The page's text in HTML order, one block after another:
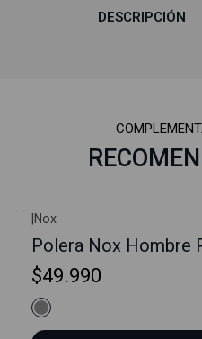
DESCRIPCIÓN
Nox
Polera Nox Hombre
$49.990